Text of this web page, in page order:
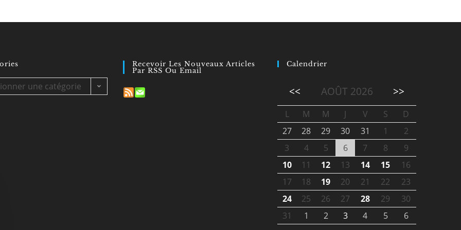
une catégorie
Recevoir Les Nouveaux Articles
Par RSS Ou Email
Calendrier
<< AOÛT 2026 >>
L M M J V S
D
27
28 29 30 31 1
2
3
4 5 6 7 8
9
10
11 12 13 14 15
16
17
18 19 20 21 22
23
24
25 26 27 28 29
30
31
1 2 3 4 5 6